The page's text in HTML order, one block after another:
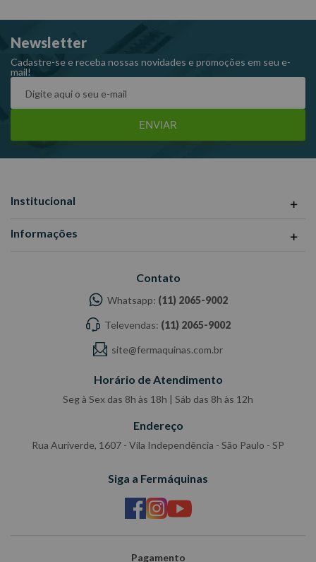
Newsletter
Cadastre-se e receba nossas novidades e promoções em seu e-
mail!
ENVIAR
Institucional
Informações
Contato
Whatsapp: (11) 2065-9002
Televendas: (11) 2065-9002
site@fermaquinas.com.br
Horário de Atendimento
Seg à Sex das 8h às 18h | Sáb das 8h às 12h
Endereço
Rua Auriverde, 1607 - Vila Independência - São Paulo - SP
Siga a Fermáquinas
Pagamento